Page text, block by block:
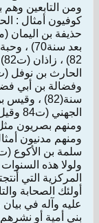
ومن التابعين
حذيفة بن اليمان
الجهني (ت84 وقيل 96) ، ومسلم بن صبيح (ت100) .
ومنهم بصريون
سلمة بن الأكوع (ت119) ، ويزيد بن أمية (ت70
ولولا هذه
المركزية التي
أولئك الصحابة
عليه وآله في
بني أمية أو